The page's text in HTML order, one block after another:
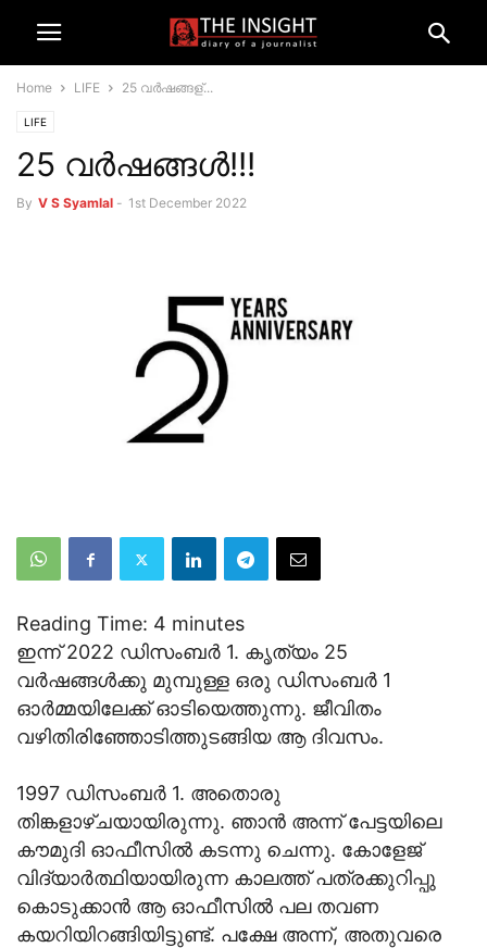
Home LIFE 25 വര്‍ഷങ്ങള്...
LIFE
25 വര്‍ഷങ്ങള്‍!!!
By V S Syamlal - 1st December 2022
Reading Time: 4 minutes
ഇന്ന് 2022 ഡിസംബര്‍ 1. കൃത്യം 25
വര്‍ഷങ്ങള്‍ക്കു മുമ്പുള്ള ഒരു ഡിസംബര്‍ 1
ഓ‍ര്‍മ്മയിലേക്ക് ഓടിയെത്തുന്നു. ജീവിതം
വഴിതിരിഞ്ഞോടിത്തുടങ്ങിയ ആ ദിവസം.
1997 ഡിസംബര്‍ 1. അതൊരു
തിങ്കളാഴ്ചയായിരുന്നു. ഞാന്‍ അന്ന് പേട്ടയിലെ
കൗമുദി ഓഫീസില്‍ കടന്നു ചെന്നു. കോളേജ്
വിദ്യാര്‍ത്ഥിയായിരുന്ന കാലത്ത് പത്രക്കുറിപ്പു
കൊടുക്കാന്‍ ആ ഓഫീസില്‍ പല തവണ
കയറിയിറങ്ങിയിട്ടുണ്ട്. പക്ഷേ അന്ന്, അതുവരെ